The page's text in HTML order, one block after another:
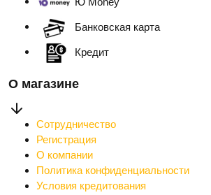
Банковская карта
Кредит
О магазине
Сотрудничество
Регистрация
О компании
Политика конфиденциальности
Условия кредитования